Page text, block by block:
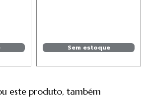
Sem estoque
este produto, também